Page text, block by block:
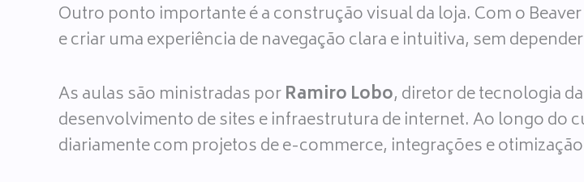
Outro ponto importante é a construção visual da loja. Com o
e criar uma experiência de navegação clara e intuitiva, sem
As aulas são ministradas porRamiro Lobo, diretor de tecnologia
desenvolvimento de sites e infraestrutura de internet. Ao longo do
diariamente com projetos de e-commerce, integrações e